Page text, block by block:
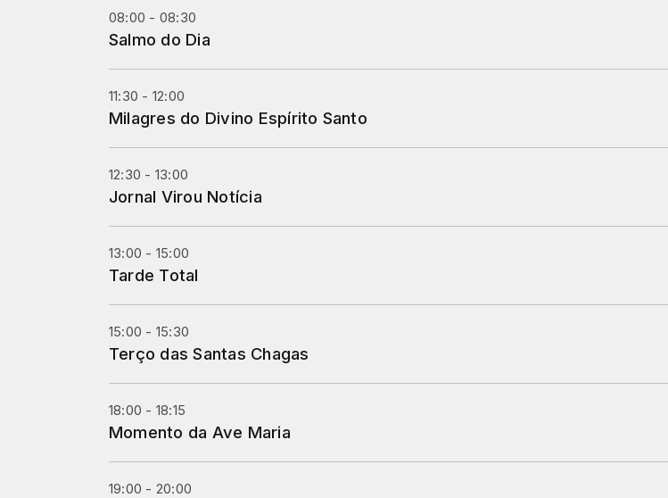
08:00 - 08:30
Salmo do Dia
11:30 - 12:00
Milagres do Divino Espírito Santo
12:30 - 13:00
Jornal Virou Notícia
13:00 - 15:00
Tarde Total
15:00 - 15:30
Terço das Santas Chagas
18:00 - 18:15
Momento da Ave Maria
19:00 - 20:00